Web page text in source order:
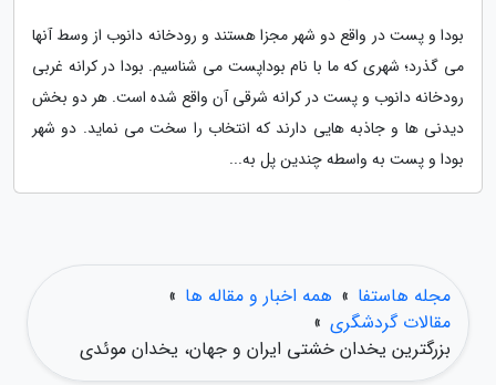
بودا و پست در واقع دو شهر مجزا هستند و رودخانه دانوب از وسط آنها
می گذرد؛ شهری که ما با نام بوداپست می شناسیم. بودا در کرانه غربی
رودخانه دانوب و پست در کرانه شرقی آن واقع شده است. هر دو بخش
دیدنی ها و جاذبه هایی دارند که انتخاب را سخت می نماید. دو شهر
بودا و پست به واسطه چندین پل به...
مجله هاستفا » همه اخبار و مقاله ها »
مقالات گردشگری »
بزرگترین یخدان خشتی ایران و جهان، یخدان موئدی